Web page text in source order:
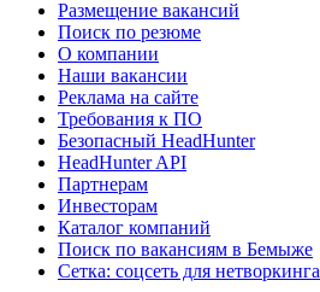
Размещение вакансий
Поиск по резюме
О компании
Наши вакансии
Реклама на сайте
Требования к ПО
Безопасный HeadHunter
HeadHunter API
Партнерам
Инвесторам
Каталог компаний
Поиск по вакансиям в Бемыже
Сетка: соцсеть для нетворкинга